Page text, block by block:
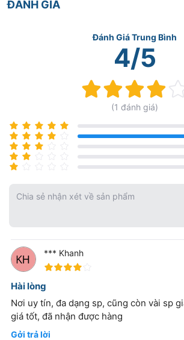
ĐÁNH GIÁ
Đánh Giá Trung Bình
4/5
(1 đánh giá)
Chia sẻ nhận xét về sản phẩm
*** Khanh
Hài lòng
Nơi uy tín, đa dạng sp, cũng còn vài sp
giá tốt, đã nhận được hàng
Gởi trả lời